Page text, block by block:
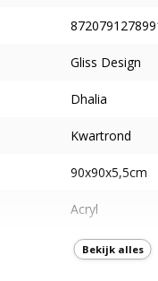
Gliss Design
Dhalia
Kwartrond
90x90x5,5cm
Acryl
WitBekijk alles